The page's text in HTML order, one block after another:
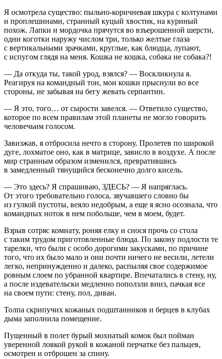
Я осмотрела существо: пыльно-коричневая шкура с колтунами
и проплешинами, странный куцый хвостик, на куриный
похож. Лапки и мордочка прячутся во взъерошенной шерсти,
одни коготки наружу числом три, только желтые глаза
с вертикальными зрачками, круглые, как блюдца, лупают,
с испугом глядя на меня. Кошка не кошка, собака не собака?!
— Да откуда ты, такой урод, взялся? — Воскликнула я.
Реагируя на командный тон, мои кошки прыснули во все
стороны, не забывая на бегу жевать серпантин.
— Я это, того… от сырости завелся. — Ответило существо,
которое по всем правилам этой планеты не могло говорить
человечьим голосом.
Завизжав, я отбросила нечто в сторону. Пролетев по широкой
дуге, лохматое оно, как в матрице, зависло в воздухе. А после
мир странным образом изменился, превратившись
в замедленный тянущийся бесконечно долго кисель.
— Это здесь? Я спрашиваю, ЗДЕСЬ? — Я напряглась.
От этого требовательно голоса, звучавшего словно бы
из гулкой пустоты, веяло недобрым, а еще я ясно осознала, что
командных ноток в нем побольше, чем в моем, будет.
Взрыв сотряс комнату, роняя елку и снося прочь со стола
с таким трудом приготовленные блюда. По закону подлости те
тарелки, что были с особо дорогими закусками, по причине
того, что их было мало и они почти ничего не весили, летели
легко, непринужденно и далеко, распыляя свое содержимое
ровным слоем по убранной квартире. Впечатались в стену, ну,
а после издевательски медленно поползли вниз, пачкая все
на своем пути: стену, пол, диван.
Толпа скрипучих кожаных подштанников и берцев в клубах
дыма заполнила помещение.
Пущенный в полет бурый мохнатый комок был пойман
уверенной ловкой рукой в кожаной перчатке без пальцев,
осмотрен и отброшен за спину.